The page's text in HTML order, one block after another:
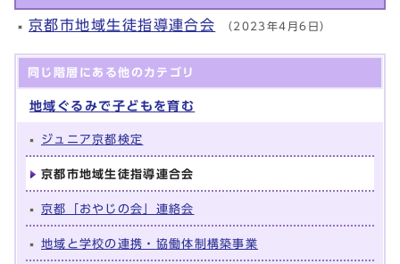
京都市地域生徒指導連合会 （2023年4月6日）
同じ階層にある他のカテゴリ
地域ぐるみで子どもを育む
ジュニア京都検定
京都市地域生徒指導連合会
京都「おやじの会」連絡会
地域と学校の連携・協働体制構築事業